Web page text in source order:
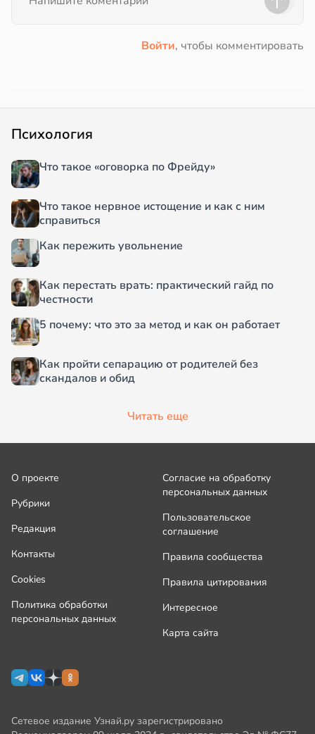
Войти, чтобы комментировать
Психология
Что такое «оговорка по Фрейду»
Что такое нервное истощение и как с ним
справиться
Как пережить увольнение
Как перестать врать: практический гайд по
честности
5 почему: что это за метод и как он работает
Как пройти сепарацию от родителей без
скандалов и обид
Читать еще
О проекте
Рубрики
Редакция
Контакты
Cookies
Политика обработки
персональных данных
Согласие на обработку
персональных данных
Пользовательское
соглашение
Правила сообщества
Правила цитирования
Интересное
Карта сайта
Сетевое издание Узнай.ру зарегистрировано